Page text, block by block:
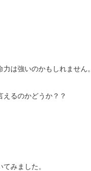
は強いのかもしれません。
るのかどうか？？
みました。